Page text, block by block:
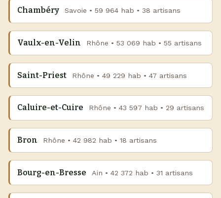
Chambéry Savoie • 59 964 hab • 38 artisans
Vaulx-en-Velin Rhône • 53 069 hab • 55 artisans
Saint-Priest Rhône • 49 229 hab • 47 artisans
Caluire-et-Cuire Rhône • 43 597 hab • 29 artisans
Bron Rhône • 42 982 hab • 18 artisans
Bourg-en-Bresse Ain • 42 372 hab • 31 artisans